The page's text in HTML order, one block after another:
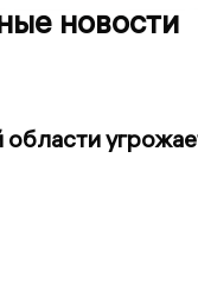
новости
области